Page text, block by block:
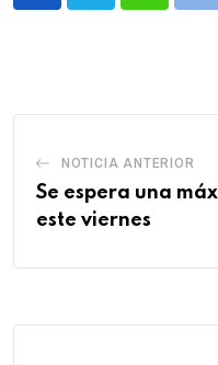
NOTICIA ANTERIOR
Se espera una
este viernes